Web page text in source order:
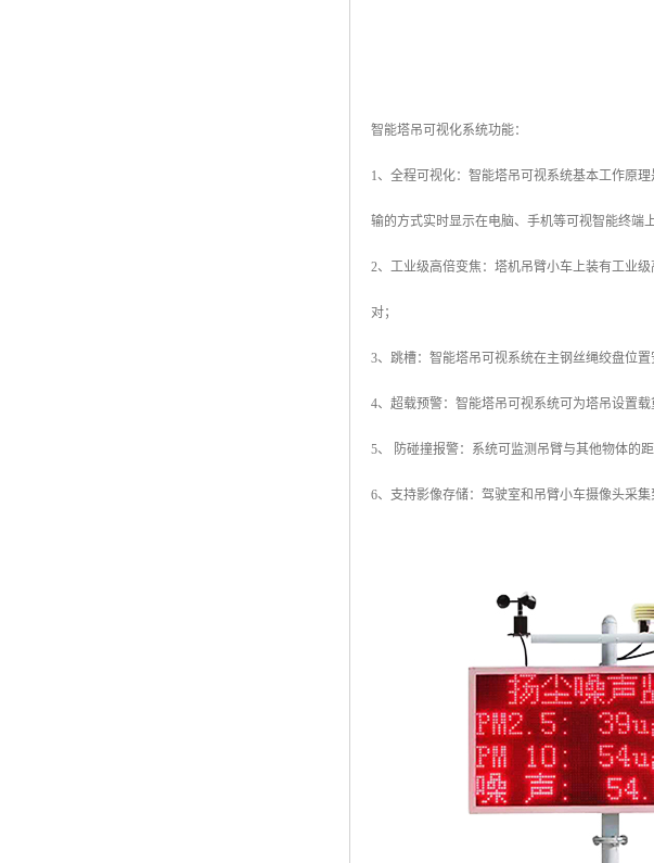
智能塔吊可视化系统功能：
1、全程可视化：智能塔吊可视系统基本工作原
输的方式实时显示在电脑、手机等可视智能终端
2、工业级高倍变焦：塔机吊臂小车上装有工业
对；
3、跳槽：智能塔吊可视系统在主钢丝绳绞盘位
4、超载预警：智能塔吊可视系统可为塔吊设置
5、 防碰撞报警：系统可监测吊臂与其他物体的
6、支持影像存储：驾驶室和吊臂小车摄像头采